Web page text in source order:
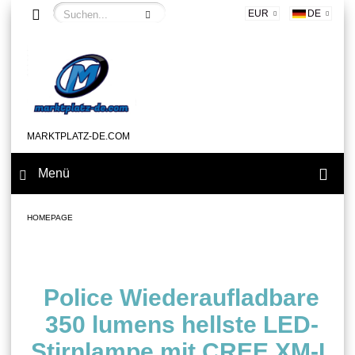
EUR DE
MARKTPLATZ-DE.COM
Menü
HOMEPAGE
Police Wiederaufladbare
350 lumens hellste LED-